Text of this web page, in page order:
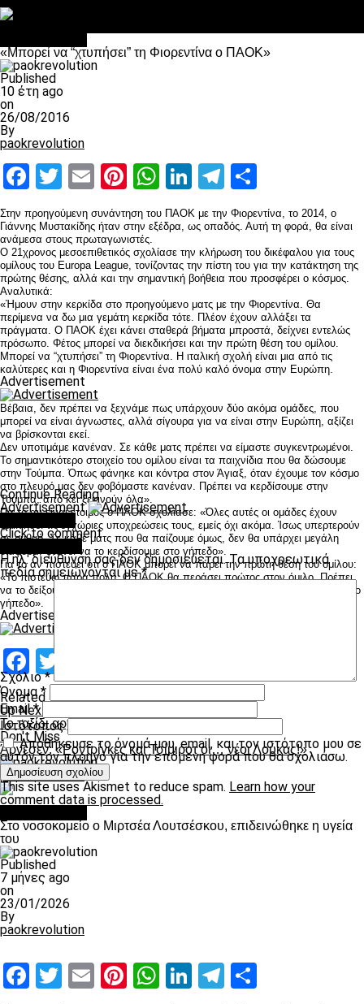
«Μπορεί να “χτυπήσει” τη Φιορεντίνα ο ΠΑΟΚ»
Published
10 έτη ago
on
26/08/2016
By
paokrevolution
Facebook
Twitter
EmailPinterest
WhatsApp
LinkedIn
Telegram
Στην προηγούμενη συνάντηση του ΠΑΟΚ με την Φιορεντίνα, το 2014, ο
Γιάννης Μυστακίδης ήταν στην εξέδρα, ως οπαδός. Αυτή τη φορά, θα είναι
ανάμεσα στους πρωταγωνιστές.
Ο 21χρονος μεσοεπιθετικός σχολίασε την κλήρωση του δικέφαλου για τους
ομίλους του Europa League, τονίζοντας την πίστη του για την κατάκτηση της
πρώτης θέσης, αλλά και την σημαντική βοήθεια που προσφέρει ο κόσμος.
Αναλυτικά:
«Ήμουν στην κερκίδα στο προηγούμενο ματς με την Φιορεντίνα. Θα
περίμενα να δω μια γεμάτη κερκίδα τότε. Πλέον έχουν αλλάξει τα
πράγματα. Ο ΠΑΟΚ έχει κάνει σταθερά βήματα μπροστά, δείχνει εντελώς
πρόσωπο. Φέτος μπορεί να διεκδικήσει και την πρώτη θέση του ομίλου.
Μπορεί να “χτυπήσει” τη Φιορεντίνα. Η ιταλική σχολή είναι μια από τις
καλύτερες και η Φιορεντίνα είναι ένα πολύ καλό όνομα στην Ευρώπη.
Advertisement
Βέβαια, δεν πρέπει να ξεχνάμε πως υπάρχουν δύο ακόμα ομάδες, που
μπορεί να είναι άγνωστες, αλλά σίγουρα για να είναι στην Ευρώπη, αξίζει
να βρίσκονται εκεί.
Δεν υποτιμάμε κανέναν. Σε κάθε ματς πρέπει να είμαστε συγκεντρωμένοι.
Το σημαντικότερο στοιχείο του ομίλου είναι τα παιχνίδια που θα δώσουμε
στην Τούμπα. Όπως φάνηκε και κόντρα στον Άγιαξ, όταν έχουμε τον κόσμο
στο πλευρό μας δεν φοβόμαστε κανέναν. Πρέπει να κερδίσουμε στην
Τούμπα, από κει ξεκινούν όλα».
Για το αν είναι έτοιμος ο ΠΑΟΚ σχολίασε: «Όλες αυτές οι ομάδες έχουν
ξεκινήσει τις εγχώριες υποχρεώσεις τους, εμείς όχι ακόμα. Ίσως υπερτερούν
σε ρυθμό. Σε κάθε ματς που θα παίζουμε όμως, δεν θα υπάρχει μεγάλη
διαφορά, φτάνει να το κερδίσουμε στο γήπεδο».
Για το αν πιστεύει ότι ο ΠΑΟΚ μπορεί να πάρει την πρώτη θέση του ομίλου:
«Το πιστεύω πάρα πολύ. Ο ΠΑΟΚ θα περάσει πρώτος στον όμιλο. Πρέπει
να το δείξουμε ότι έχουμε κάνει μπροστά βήματα, να το επιβεβαιώσουμε στο
γήπεδο».
Advertisement
Facebook
Related Topics:
Up Next
Το ταξίδι αρχίζει από την Τούμπα
Don't Miss
Άρνεσεν: «Ροντρίγκες και Τσίμιροτ οι… νέοι Λούκας!»
paokrevolution
Continue Reading
Advertisement
Click to comment
Η ηλ. διεύθυνση σας δεν δημοσιεύεται. Τα υποχρεωτικά
πεδία σημειώνονται με*
Σχόλιο*
Όνομα*
Email*
Ιστότοπος
Αποθήκευσε το όνομά μου, email, και τον ιστότοπο μου σε
αυτόν τον πλοηγό για την επόμενη φορά που θα σχολιάσω.
This site uses Akismet to reduce spam. Learn how your
comment data is processed.
Στο νοσοκομείο ο Μιρτσέα Λουτσέσκου, επιδεινώθηκε η υγεία
του
Published
7 μήνες ago
on
23/01/2026
By
paokrevolution
Facebook
Twitter
EmailPinterest
WhatsApp
LinkedIn
Telegram